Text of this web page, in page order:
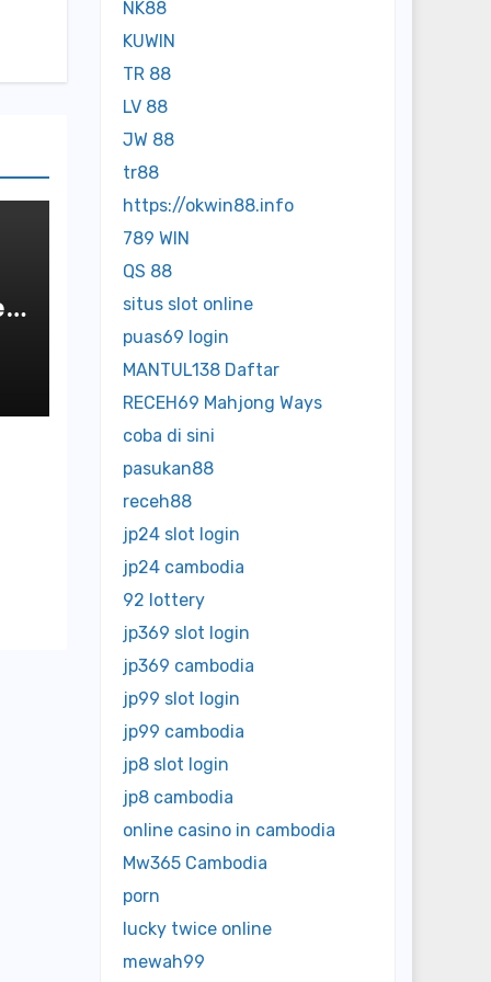
NK88
KUWIN
TR 88
LV 88
JW 88
tr88
https://okwin88.info
789 WIN
QS 88
situs slot online
puas69 login
MANTUL138 Daftar
RECEH69 Mahjong Ways
coba di sini
pasukan88
receh88
jp24 slot login
jp24 cambodia
92 lottery
jp369 slot login
jp369 cambodia
jp99 slot login
jp99 cambodia
jp8 slot login
jp8 cambodia
online casino in cambodia
Mw365 Cambodia
porn
lucky twice online
mewah99